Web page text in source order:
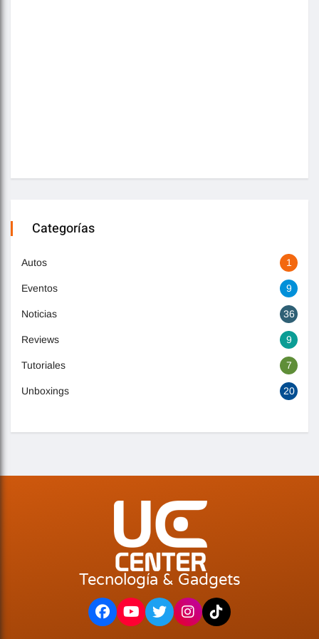
Categorías
Autos 1
Eventos 9
Noticias 36
Reviews 9
Tutoriales 7
Unboxings 20
Tecnología & Gadgets